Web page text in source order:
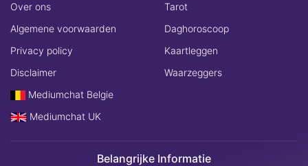
Over ons
Algemene voorwaarden
Privacy policy
Disclaimer
Mediumchat Belgie
Mediumchat UK
Tarot
Daghoroscoop
Kaartleggen
Waarzeggers
Belangrijke Informatie